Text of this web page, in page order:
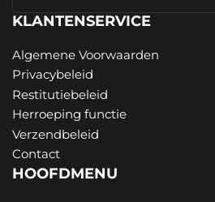
KLANTENSERVICE
Algemene Voorwaarden
Privacybeleid
Restitutiebeleid
Herroeping functie
Verzendbeleid
Contact
HOOFDMENU